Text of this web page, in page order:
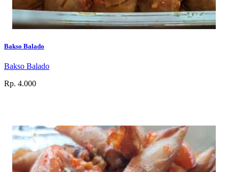
Bakso Balado
Bakso Balado
Rp. 4.000